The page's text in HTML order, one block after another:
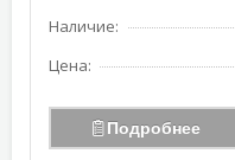
Наличие:
Цена:
Подробнее